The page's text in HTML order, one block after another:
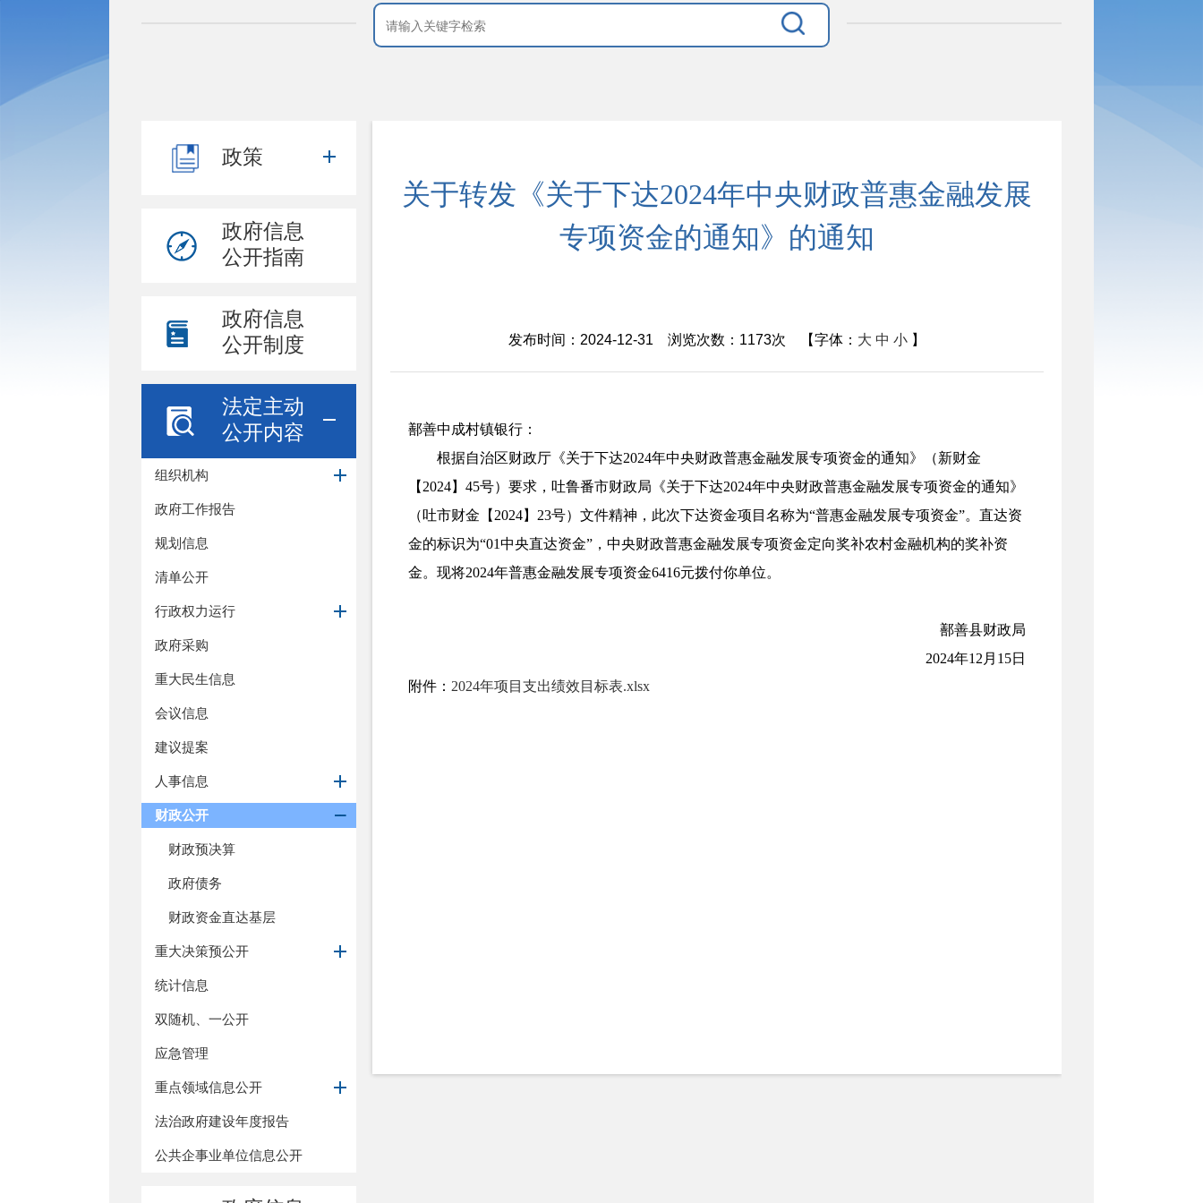
政策
政府信息
公开指南
政府信息
公开制度
法定主动
公开内容
组织机构
政府工作报告
规划信息
清单公开
行政权力运行
政府采购
重大民生信息
会议信息
建议提案
人事信息
财政公开
财政预决算
政府债务
财政资金直达基层
重大决策预公开
统计信息
双随机、一公开
应急管理
重点领域信息公开
法治政府建设年度报告
公共企事业单位信息公开
关于转发《关于下达2024年中央财政普惠金融发展
专项资金的通知》的通知
发布时间：2024-12-31 浏览次数： 1173次 【字体： 大 中 小 】
鄯善中成村镇银行：
根据自治区财政厅《关于下达2024年中央财政普惠金融发展专项资金的通知》（新财金
【2024】45号）要求，吐鲁番市财政局 《关于下达2024年中央财政普惠金融发展专项资金的通知》
（吐市财金【2024】23号）文件精神，此次下达资金项目名称为“普惠金融发展专项资金”。直达资
金的标识为“01中央直达资金”，中央财政普惠金融发展专项资金定向奖补农村金融机构的奖补资
金。 现将2024年普惠金融发展专项资金6416元拨付你单位。
鄯善县财政局
2024年12月15日
附件： 2024年项目支出绩效目标表.xlsx